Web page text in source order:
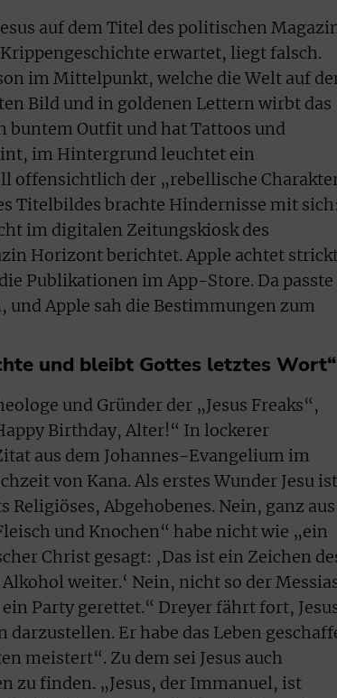
auf dem Titel des politischen
erwartet, liegt falsch.
im Mittelpunkt, welche die Welt auf
Bild und in goldenen Lettern wirbt das
buntem Outfit und hat Tattoos und
im Hintergrund leuchtet ein
offensichtlich der „rebellische
Titelbildes brachte Hindernisse mit sich:
im digitalen Zeitungskiosk des
Horizont berichtet. Apple achtet
Publikationen im App-Store. Da passte
und Apple sah die Bestimmungen zum
und bleibt Gottes letztes Wort“
und Gründer der „Jesus Freaks“,
Birthday, Alter!“ In lockerer
aus dem Johannes-Evangelium im
von Kana. Als erstes Wunder Jesu
Abgehobenes. Nein, ganz aus
und Knochen“ habe nicht wie „ein
Christ gesagt: ‚Das ist ein Zeichen
weiter.‘ Nein, nicht so der
Party gerettet.“ Dreyer fährt fort,
Er habe das Leben
meistert“. Zu dem sei Jesus auch
zu finden. „Jesus, der Immanuel, ist